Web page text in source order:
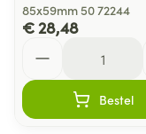
85x59mm 50 72244
€ 28,48
Bestel